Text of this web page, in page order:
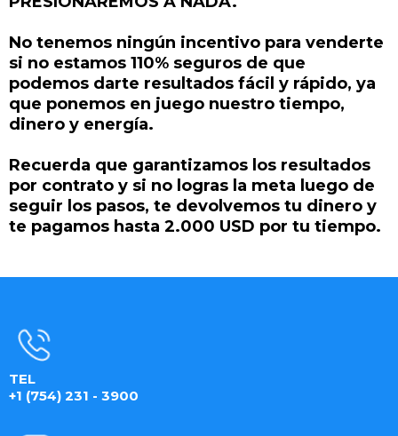
No tenemos ningún incentivo para venderte
si no estamos 110% seguros de que
podemos darte resultados fácil y rápido, ya
que ponemos en juego nuestro tiempo,
dinero y energía.
Recuerda que garantizamos los resultados
por contrato y si no logras la meta luego de
seguir los pasos, te devolvemos tu dinero y
te pagamos hasta 2.000 USD por tu tiempo.
TEL
+1 (754) 231 - 3900